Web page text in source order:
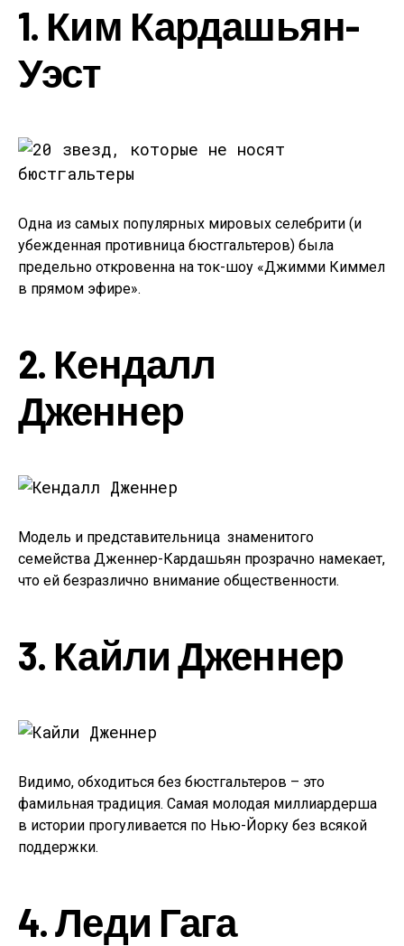
1. Ким Кардашьян-
Уэст
Одна из самых популярных мировых селебрити (и
убежденная противница бюстгальтеров) была
предельно откровенна на ток-шоу «Джимми Киммел
в прямом эфире».
2. Кендалл
Дженнер
Модель и представительница знаменитого
семейства Дженнер-Кардашьян прозрачно намекает,
что ей безразлично внимание общественности.
3. Кайли Дженнер
Видимо, обходиться без бюстгальтеров – это
фамильная традиция. Самая молодая миллиардерша
в истории прогуливается по Нью-Йорку без всякой
поддержки.
4. Леди Гага